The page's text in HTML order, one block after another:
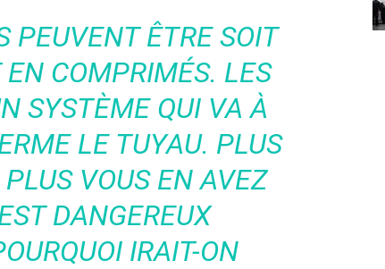
PEUVENT ÊTRE SOIT
COMPRIMÉS. LES
SYSTÈME QUI VA À
LE TUYAU. PLUS
VOUS EN AVEZ
DANGEREUX
IRAIT-ON